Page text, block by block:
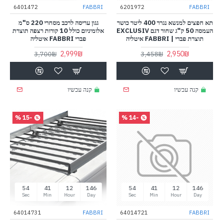
FABBRI
6201972
תא חפצים למנשא נגרר 400 ליטר כושר
העמסה 50 ק"ג שחור דגם EXCLUSIV
תוצרת פברי | FABBRI איטליה
2,950₪
3,458₪
קנה עכשיו
FABBRI
6401472
גגון עריסה לרכב מסחרי 220 ס"מ
אלומיניום כולל 10 קורות רצפה תוצרת
פברי FABBRI איטליה
2,999₪
3,700₪
קנה עכשיו
-14 %
146
Day
12
Hour
41
Min
53
Sec
FABBRI
64014721
-15 %
146
Day
12
Hour
41
Min
53
Sec
FABBRI
64014731